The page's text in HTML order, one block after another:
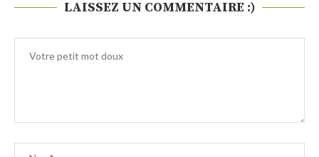
LAISSEZ UN COMMENTAIRE :)